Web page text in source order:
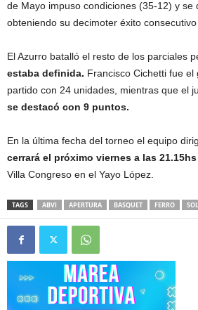
de Mayo impuso condiciones (35-12) y se
obteniendo su decimoter éxito
El Azurro batalló el resto de los parciales
estaba definida. Francisco Cichetti fue
partido con 24 unidades, mientras que el
se destacó con 9 puntos.
En la última fecha del torneo el equipo
cerrará el próximo viernes a las 21.15hs
Villa Congreso en el Yayo López.
TAGS ABVI APERTURA BASQUET FERRO